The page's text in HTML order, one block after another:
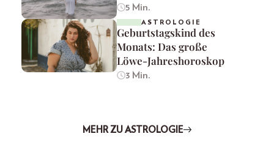
5 Min.
ASTROLOGIE
Geburtstagskind des
Monats: Das große
Löwe-Jahreshoroskop
3 Min.
MEHR ZU ASTROLOGIE